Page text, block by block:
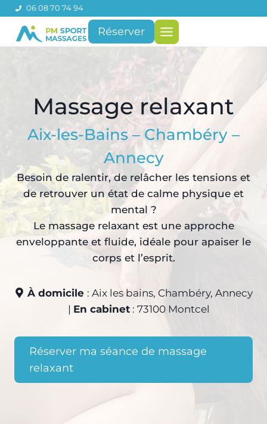
Aller
contenu
06 08 70 74 94
Réserver
Massage relaxant
Aix-les-Bains – Chambéry –
Annecy
Besoin de ralentir, de relâcher les tensions et
de retrouver un état de calme physique et
mental ?
Le massage relaxant est une approche
enveloppante et fluide, idéale pour apaiser le
corps et l’esprit.
À domicile : Aix les bains, Chambéry, Annecy
| En cabinet: 73100 Montcel
Réserver ma séance de massage
relaxant